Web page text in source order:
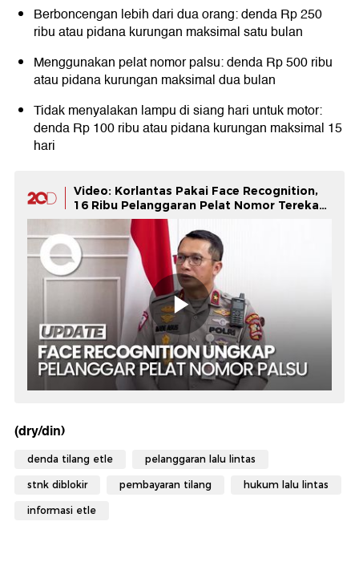
Berboncengan lebih dari dua orang: denda Rp 250
ribu atau pidana kurungan maksimal satu bulan
Menggunakan pelat nomor palsu: denda Rp 500 ribu
atau pidana kurungan maksimal dua bulan
Tidak menyalakan lampu di siang hari untuk motor:
denda Rp 100 ribu atau pidana kurungan maksimal 15
hari
Video: Korlantas Pakai Face Recognition,
16 Ribu Pelanggaran Pelat Nomor Terekam
ETLE
(dry/din)
denda tilang etle pelanggaran lalu lintas
stnk diblokir pembayaran tilang hukum lalu lintas
informasi etle